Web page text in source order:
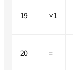
19 ˅1
20 =